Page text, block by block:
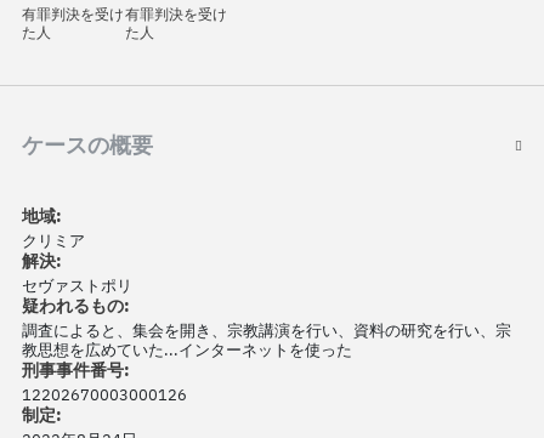
有罪判決を受け
た人
有罪判決を受け
た人
ケースの概要
地域:
クリミア
解決:
セヴァストポリ
疑われるもの:
調査によると、集会を開き、宗教講演を行い、資料の研究を行い、宗
教思想を広めていた...インターネットを使った
刑事事件番号:
12202670003000126
制定: